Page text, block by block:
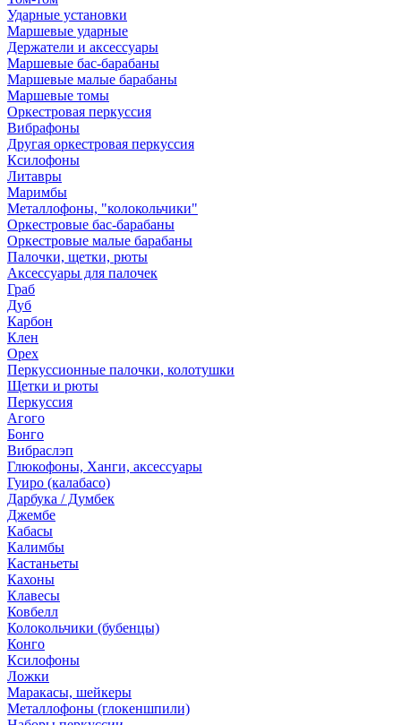
Ударные установки
Маршевые ударные
Держатели и аксессуары
Маршевые бас-барабаны
Маршевые малые барабаны
Маршевые томы
Оркестровая перкуссия
Вибрафоны
Другая оркестровая перкуссия
Ксилофоны
Литавры
Маримбы
Металлофоны, "колокольчики"
Оркестровые бас-барабаны
Оркестровые малые барабаны
Палочки, щетки, рюты
Аксессуары для палочек
Граб
Дуб
Карбон
Клен
Орех
Перкуссионные палочки, колотушки
Щетки и рюты
Перкуссия
Агого
Бонго
Вибраслэп
Глюкофоны, Ханги, аксессуары
Гуиро (калабасо)
Дарбука / Думбек
Джембе
Кабасы
Калимбы
Кастаньеты
Кахоны
Клавесы
Ковбелл
Колокольчики (бубенцы)
Конго
Ксилофоны
Ложки
Маракасы, шейкеры
Металлофоны (глокеншпили)